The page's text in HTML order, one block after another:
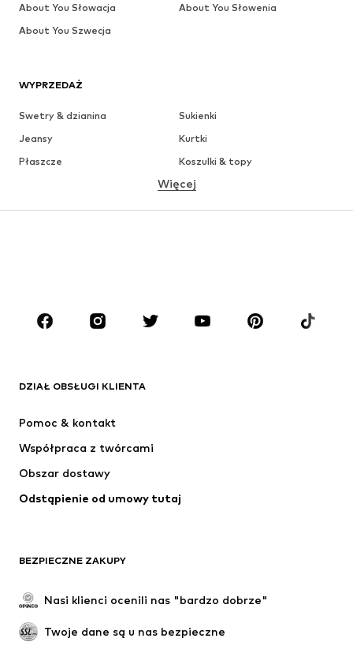
WYPRZEDAŻ
Swetry & dzianina
Sukienki
Jeansy
Kurtki
Płaszcze
Koszulki & topy
Bielizna
Akcesoria
Premium
Nowości
Kurtki
Bielizna
Płaszcze
Spódnice
Specjalne okazje
Więcej
DZIAŁ OBSŁUGI KLIENTA
Pomoc & kontakt
Współpraca z twórcami
Obszar dostawy
Odstąpienie od umowy tutaj
BEZPIECZNE ZAKUPY
Nasi klienci ocenili nas "bardzo dobrze"
Twoje dane są u nas bezpieczne
About You Słowacja
About You Słowenia
About You Szwecja